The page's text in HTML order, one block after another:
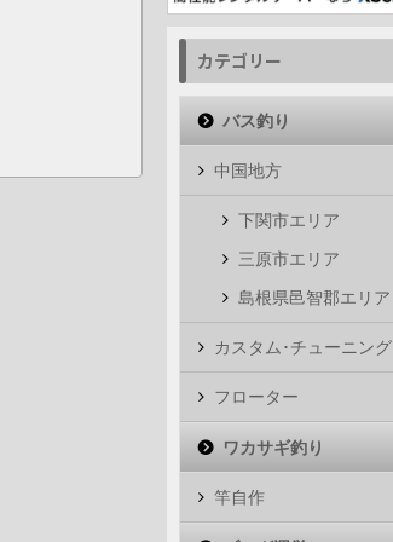
カテゴリー
バス釣り
中国地方
下関市エリア
三原市エリア
島根県邑智郡エリア
カスタム･チューニング
フローター
ワカサギ釣り
竿自作